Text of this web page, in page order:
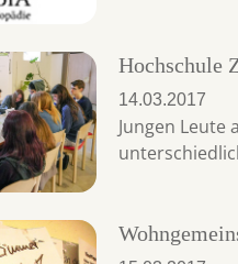
Hochschule
14.03.2017
Jungen